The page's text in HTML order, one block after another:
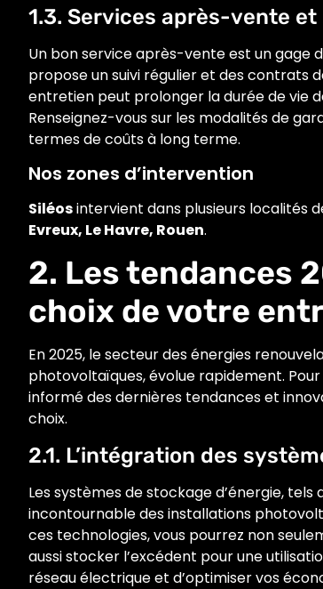
1.3. Services après-vente
Un bon service après-vente est un gage
propose un suivi régulier et des contrats
entretien peut prolonger la durée de vie
Renseignez-vous sur les modalités de
termes de coûts à long terme.
Nos zones d’intervention
Siléosintervient dans plusieurs localités
Evreux, Le Havre, Rouen.
2. Les tendances
choix de votre
En 2025, le secteur des énergies
photovoltaïques, évolue rapidement.
informé des dernières tendances et
choix.
2.1. L’intégration des
Les systèmes de stockage d’énergie,
incontournable des installations
ces technologies, vous pourrez non
aussi stocker l’excédent pour une
réseau électrique et d’optimiser vos